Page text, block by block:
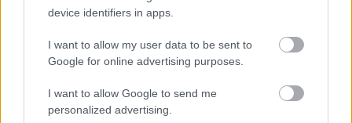
device identifiers in apps.
I want to allow my user data to be sent to
Google for online advertising purposes.
I want to allow Google to send me
personalized advertising.
Hírlevél feliratkozás
meg e-mail címét:
Megismertem és elfogadom a